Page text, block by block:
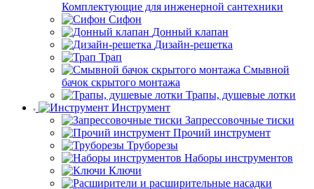
Комплектующие для инженерной сантехники
Сифон
Донный клапан
Дизайн-решетка
Трап
Смывной
бачок скрытого монтажа
Трапы, душевые лотки
Инструмент
Запрессовочные тиски
Прочий инструмент
Труборезы
Наборы инструментов
Ключи